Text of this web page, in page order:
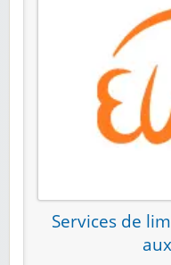
Services de